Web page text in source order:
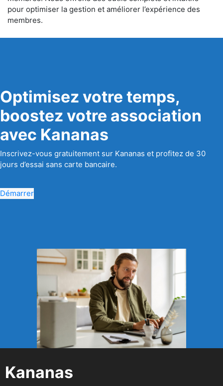
pour optimiser la gestion et améliorer l’expérience des
membres.
Optimisez votre temps,
boostez votre association
avec Kananas
Inscrivez-vous gratuitement sur Kananas et profitez de 30
jours d’essai sans carte bancaire.
Démarrer
Kananas